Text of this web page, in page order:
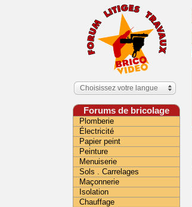
Choisissez votre langue
Forums de bricolage
Plomberie
Électricité
Papier peint
Peinture
Menuiserie
Sols . Carrelages
Maçonnerie
Isolation
Chauffage